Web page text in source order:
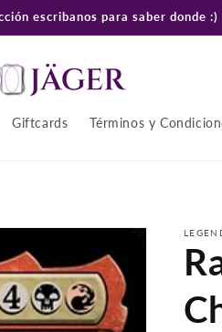
escribanos para saber donde :)
Giftcards Términos y